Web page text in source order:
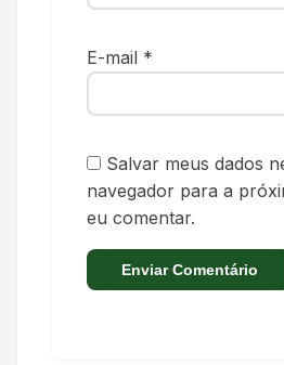
E-mail *
Salvar meus dados
navegador para a
eu comentar.